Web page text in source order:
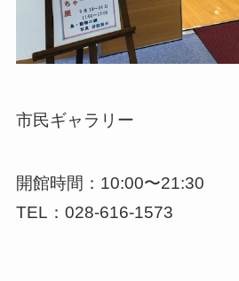
市民ギャラリー
開館時間：10:00〜21:30
TEL：028-616-1573